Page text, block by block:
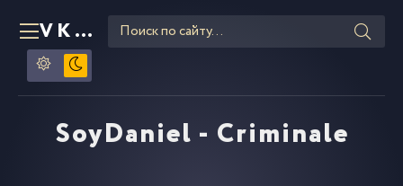
VKLIPE RU
SoyDaniel - Criminale